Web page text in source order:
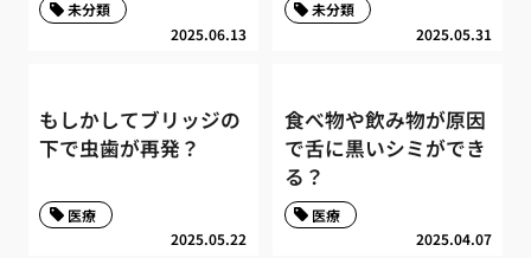
2025.06.13
未分類
2025.05.31
未分類
もしかしてブリッジの
下で虫歯が再発？
2025.05.22
医療
食べ物や飲み物が原因
で舌に黒いシミができ
る？
2025.04.07
医療